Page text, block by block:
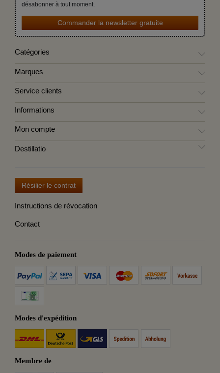
désabonner à tout moment.
Commander la newsletter gratuite
Catégories
Marques
Service clients
Informations
Mon compte
Destillatio
Résilier le contrat
Instructions de révocation
Contact
Modes de paiement
Modes d'expédition
Membre de